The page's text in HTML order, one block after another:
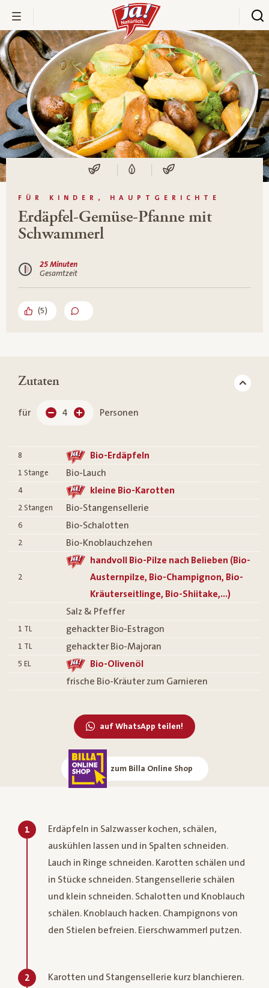
FÜR KINDER, HAUPTGERICHTE
Erdäpfel-Gemüse-Pfanne mit
Schwammerl
25 Minuten
Gesamtzeit
(5)
Zutaten
für 4 Personen
8 Bio-Erdäpfeln
1 Stange Bio-Lauch
4 kleine Bio-Karotten
2 Stangen Bio-Stangensellerie
6 Bio-Schalotten
2 Bio-Knoblauchzehen
2
handvoll Bio-Pilze nach Belieben (Bio-
Austernpilze, Bio-Champignon, Bio-
Kräuterseitlinge, Bio-Shiitake,...)
Salz & Pfeffer
1 TL gehackter Bio-Estragon
1 TL gehackter Bio-Majoran
5 EL
Bio-Olivenöl
frische Bio-Kräuter zum Garnieren
auf WhatsApp teilen!
zum Billa Online Shop
1
Erdäpfeln in Salzwasser kochen, schälen,
auskühlen lassen und in Spalten schneiden.
Lauch in Ringe schneiden. Karotten schälen und
in Stücke schneiden. Stangensellerie schälen
und klein schneiden. Schalotten und Knoblauch
schälen. Knoblauch hacken. Champignons von
den Stielen befreien. Eierschwammerl putzen.
2
Karotten und Stangensellerie kurz blanchieren.